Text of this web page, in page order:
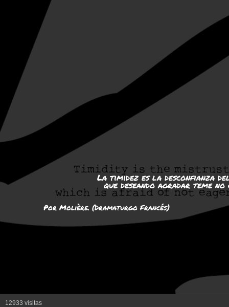
La timidez es la desconfianza
que deseando agradar teme
Por Molière. (Dramaturgo Francés)
12933 visitas